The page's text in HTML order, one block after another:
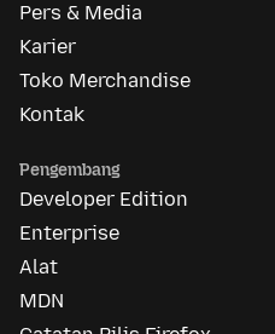
Pers & Media
Karier
Toko Merchandise
Kontak
Pengembang
Developer Edition
Enterprise
Alat
MDN